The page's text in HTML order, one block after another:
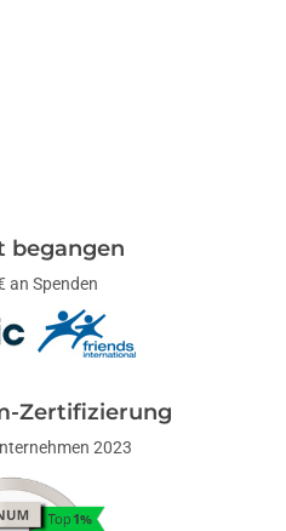
begangen
an Spenden
Zertifizierung
2023